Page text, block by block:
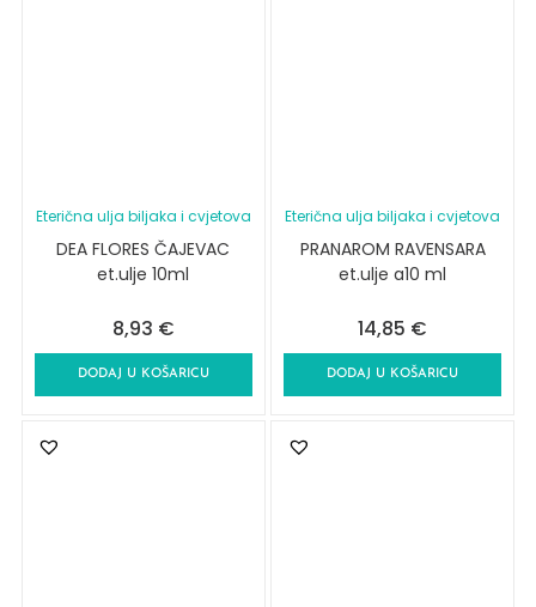
Eterična ulja biljaka i cvjetova
DEA FLORES ČAJEVAC
et.ulje 10ml
8,93 €
DODAJ U KOŠARICU
Eterična ulja biljaka i cvjetova
PRANAROM RAVENSARA
et.ulje a10 ml
14,85 €
DODAJ U KOŠARICU